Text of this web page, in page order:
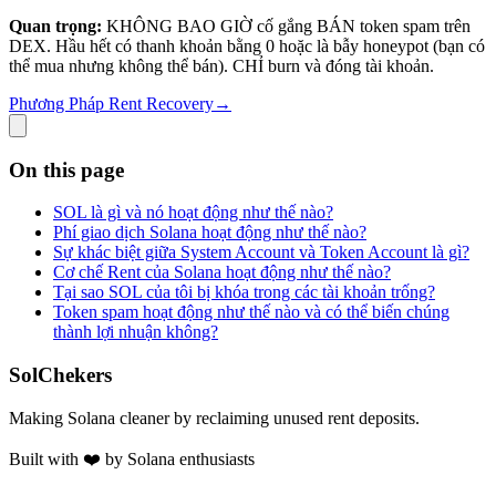
Quan trọng: KHÔNG BAO GIỜ cố gắng BÁN token spam trên
DEX. Hầu hết có thanh khoản bằng 0 hoặc là bẫy honeypot (bạn có
thể mua nhưng không thể bán). CHỈ burn và đóng tài khoản.
Phương Pháp Rent Recovery→
On this page
SOL là gì và nó hoạt động như thế nào?
Phí giao dịch Solana hoạt động như thế nào?
Sự khác biệt giữa System Account và Token Account là gì?
Cơ chế Rent của Solana hoạt động như thế nào?
Tại sao SOL của tôi bị khóa trong các tài khoản trống?
Token spam hoạt động như thế nào và có thể biến chúng
thành lợi nhuận không?
SolChekers
Making Solana cleaner by reclaiming unused rent deposits.
Built with ❤️ by Solana enthusiasts